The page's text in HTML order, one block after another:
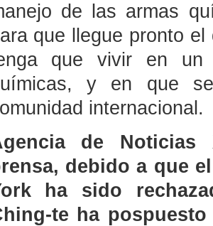
de las armas
que llegue pronto
que vivir en un
y en que
internacional.
de Noticias
debido a que
ha sido
te ha